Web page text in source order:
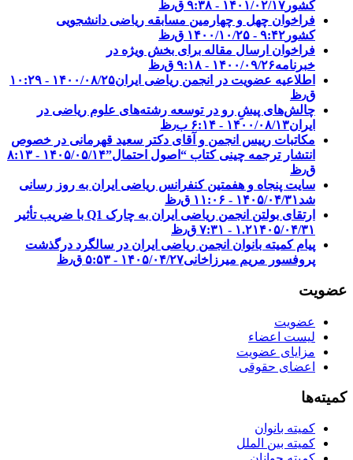
کشور ۱۴۰۱/۰۲/۱۷ - ۹:۳۸ ق٫ظ
فراخوان چهل و چهارمین مسابقه ریاضی دانشجویی
کشور‎‎ ۱۴۰۰/۱۰/۲۵ - ۹:۴۲ ق٫ظ
فراخوان ارسال مقاله برای بخش ویژه در
خبرنامه۱۴۰۰/۰۹/۲۶ - ۹:۱۸ ق٫ظ
اطلاعیه عضویت در انجمن ریاضی ایران
۱۴۰۰/۰۸/۲۵ - ۱۰:۲۹
ق٫ظ
چالش‌های پیشِ رو در توسعه رشته‌های علوم ریاضی در
ایران۱۴۰۰/۰۸/۱۳ - ۶:۱۴ ب٫ظ
مکاتبات رییس انجمن و آقای دکتر سعید قهرمانی در خصوص
انتشار ترجمه چینی کتاب “اصول احتمال”
۱۴۰۵/۰۵/۱۴ - ۸:۱۳
ق٫ظ
سایت پنجاه و هفمتین کنفرانس ریاضی ایران به روز رسانی
شد۱۴۰۵/۰۴/۳۱ - ۱۱:۰۶ ق٫ظ
ارتقای بولتن انجمن ریاضی ایران به چارک Q1 با ضریب تأثیر
۱.۲۱۴۰۵/۰۴/۳۱ - ۷:۳۱ ق٫ظ
پیام کمیته بانوان انجمن ریاضی ایران در سالگرد درگذشت
پروفسور مریم میرزاخانی۱۴۰۵/۰۴/۲۷ - ۵:۵۳ ق٫ظ
عضویت
عضویت
لیست اعضاء
مزایای عضویت
اعضای حقوقی
کمیته‌ها
کمیته بانوان
کمیته بین الملل